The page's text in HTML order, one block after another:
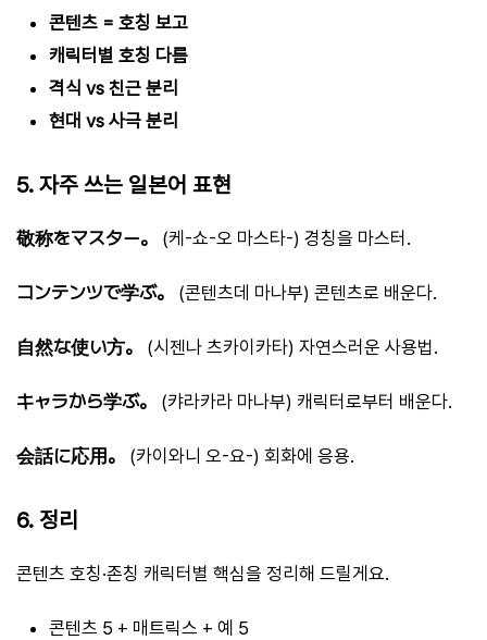
콘텐츠 = 호칭 보고
캐릭터별 호칭 다름
격식 vs 친근 분리
현대 vs 사극 분리
5. 자주 쓰는 일본어 표현
敬称をマスター。 (케-쇼-오 마스타-) 경칭을 마스터.
コンテンツで学ぶ。 (콘텐츠데 마나부) 콘텐츠로 배운다.
自然な使い方。 (시젠나 츠카이카타) 자연스러운 사용법.
キャラから学ぶ。 (캬라카라 마나부) 캐릭터로부터 배운다.
会話に応用。 (카이와니 오-요-) 회화에 응용.
6. 정리
콘텐츠 호칭·존칭 캐릭터별 핵심을 정리해 드릴게요.
콘텐츠 5 + 매트릭스 + 예 5